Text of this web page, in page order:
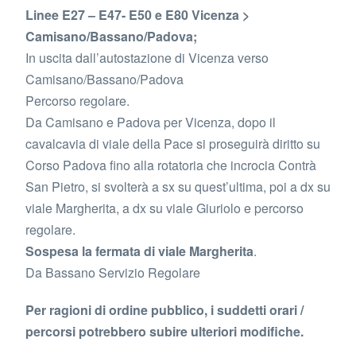
Linee E27 – E47- E50 e E80 Vicenza >
Camisano/Bassano/Padova;
In uscita dall’autostazione di Vicenza verso
Camisano/Bassano/Padova
Percorso regolare.
Da Camisano e Padova per Vicenza, dopo il
cavalcavia di viale della Pace si proseguirà diritto su
Corso Padova fino alla rotatoria che incrocia Contrà
San Pietro, si svolterà a sx su quest’ultima, poi a dx su
viale Margherita, a dx su viale Giuriolo e percorso
regolare.
Sospesa la fermata di viale Margherita.
Da Bassano Servizio Regolare
Per ragioni di ordine pubblico, i suddetti orari /
percorsi potrebbero subire ulteriori modifiche.